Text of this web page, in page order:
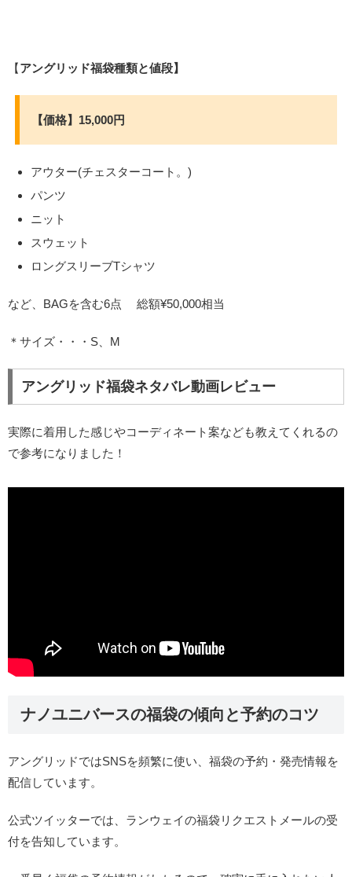
【アングリッド福袋種類と値段】
【価格】15,000円
アウター(チェスターコート。)
パンツ
ニット
スウェット
ロングスリーブTシャツ
など、BAGを含む6点 総額¥50,000相当
＊サイズ・・・S、M
アングリッド福袋ネタバレ動画レビュー
実際に着用した感じやコーディネート案なども教えてくれるの
で参考になりました！
ナノユニバースの福袋の傾向と予約のコツ
アングリッドではSNSを頻繁に使い、福袋の予約・発売情報を
配信しています。
公式ツイッターでは、ランウェイの福袋リクエストメールの受
付を告知しています。